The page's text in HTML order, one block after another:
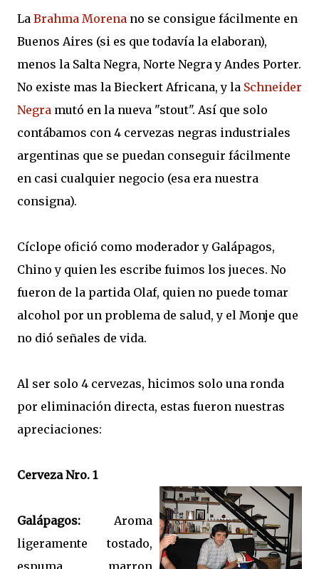
La Brahma Morena no se consigue fácilmente en
Buenos Aires (si es que todavía la elaboran),
menos la Salta Negra, Norte Negra y Andes Porter.
No existe mas la Bieckert Africana, y la Schneider
Negra mutó en la nueva "stout". Así que solo
contábamos con 4 cervezas negras industriales
argentinas que se puedan conseguir fácilmente
en casi cualquier negocio (esa era nuestra
consigna).
Cíclope ofició como moderador y Galápagos,
Chino y quien les escribe fuimos los jueces. No
fueron de la partida Olaf, quien no puede tomar
alcohol por un problema de salud, y el Monje que
no dió señales de vida.
Al ser solo 4 cervezas, hicimos solo una ronda
por eliminación directa, estas fueron nuestras
apreciaciones:
Cerveza Nro. 1
Galápagos: Aroma
ligeramente tostado,
espuma marron